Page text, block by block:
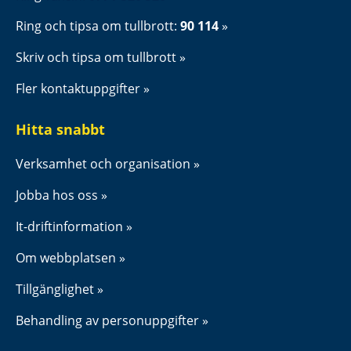
Ring och tipsa om tullbrott: 90 114
Skriv och tipsa om tullbrott
Fler kontaktuppgifter
Hitta snabbt
Verksamhet och organisation
Jobba hos oss
It-driftinformation
Om webbplatsen
Tillgänglighet
Behandling av personuppgifter